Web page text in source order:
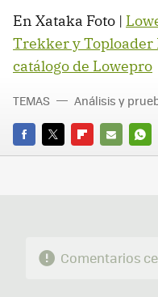
En Xataka Foto |
Trekker y Toploader
catálogo de Lowepro
FACEBOOK
TWITTERFLIPBOARD
E-
TEMAS Análisis y
Comentarios